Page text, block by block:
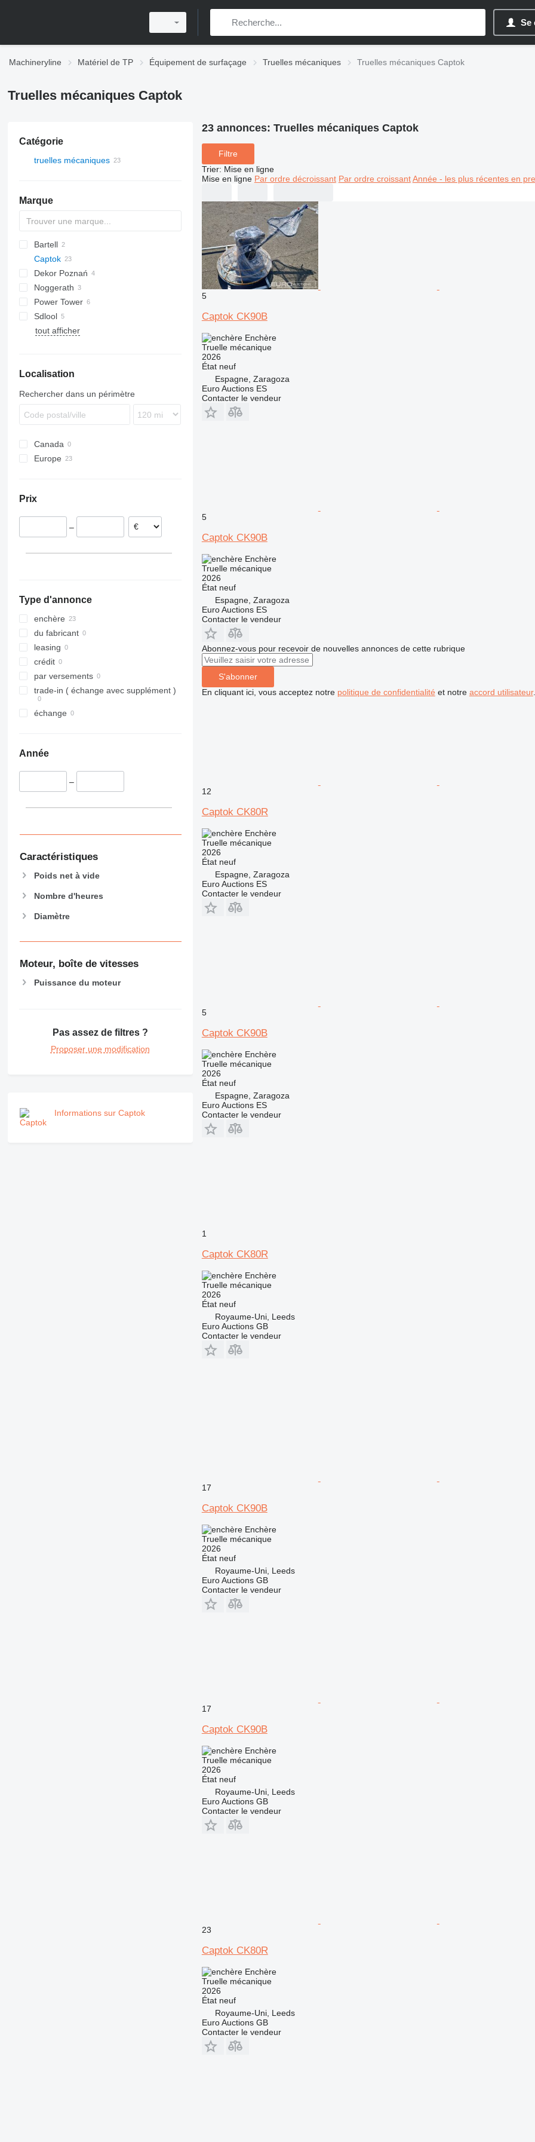
Se
Machineryline Matériel de TP Équipement de surfaçage Truelles mécaniques Truelles mécaniques Captok
Truelles mécaniques Captok
Catégorie
truelles mécaniques
Marque
Bartell
Captok
CK
Dekor Poznań
BG
Noggerath
Power Tower
Sdlool
SL
tout afficher
Localisation
Rechercher dans un périmètre
Canada
Europe
Prix
–
Type d'annonce
enchère
du fabricant
leasing
crédit
par versements
trade-in ( échange avec supplément )
échange
Année
–
Caractéristiques
Poids net à vide
Nombre d'heures
Diamètre
Moteur, boîte de vitesses
Puissance du moteur
Pas assez de filtres ?
Proposer une modification
Informations sur Captok
23 annonces: Truelles mécaniques Captok
Filtre
Trier: Mise en ligne
Mise en ligne Par ordre décroissant Par ordre croissant Année - les plus récentes en
5
Captok CK90B
Enchère
Truelle mécanique
2026
Étatneuf
Espagne, Zaragoza
Euro Auctions ES
Contacter le vendeur
5
Captok CK90B
Enchère
Truelle mécanique
2026
Étatneuf
Espagne, Zaragoza
Euro Auctions ES
Contacter le vendeur
Abonnez-vous pour recevoir de nouvelles annonces de cette rubrique
S'abonner
En cliquant ici, vous acceptez notre politique de confidentialité et notre accord utilisateur.
12
Captok CK80R
Enchère
Truelle mécanique
2026
Étatneuf
Espagne, Zaragoza
Euro Auctions ES
Contacter le vendeur
5
Captok CK90B
Enchère
Truelle mécanique
2026
Étatneuf
Espagne, Zaragoza
Euro Auctions ES
Contacter le vendeur
1
Captok CK80R
Enchère
Truelle mécanique
2026
Étatneuf
Royaume-Uni, Leeds
Euro Auctions GB
Contacter le vendeur
17
Captok CK90B
Enchère
Truelle mécanique
2026
Étatneuf
Royaume-Uni, Leeds
Euro Auctions GB
Contacter le vendeur
17
Captok CK90B
Enchère
Truelle mécanique
2026
Étatneuf
Royaume-Uni, Leeds
Euro Auctions GB
Contacter le vendeur
23
Captok CK80R
Enchère
Truelle mécanique
2026
Étatneuf
Royaume-Uni, Leeds
Euro Auctions GB
Contacter le vendeur